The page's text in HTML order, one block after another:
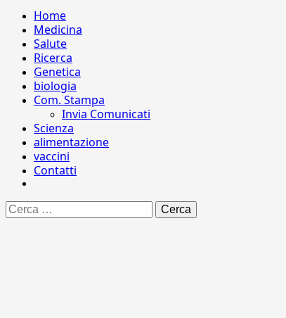
Home
Medicina
Salute
Ricerca
Genetica
biologia
Com. Stampa
Invia Comunicati
Scienza
alimentazione
vaccini
Contatti
Ricerca
per: